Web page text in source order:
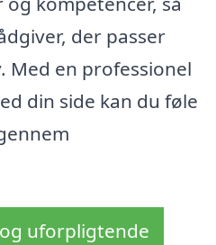
der passer
Med en professionel
din side kan du føle
uforpligtende